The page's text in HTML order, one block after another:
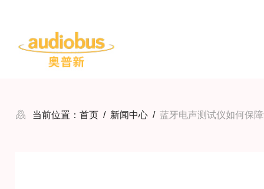
当前位置： 首页 / 新闻中心 / 蓝牙电声测试仪如何保